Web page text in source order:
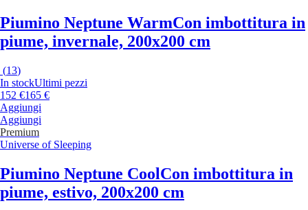
Piumino Neptune WarmCon imbottitura in
piume, invernale, 200x200 cm
(13)
In stockUltimi pezzi
152 €165 €
Aggiungi
Aggiungi
Premium
Universe of Sleeping
Piumino Neptune CoolCon imbottitura in
piume, estivo, 200x200 cm